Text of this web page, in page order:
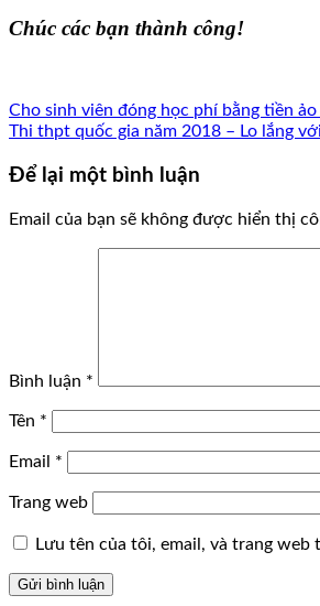
Chúc các bạn thành công!
Cho sinh viên đóng học phí bằng tiền
Thi thpt quốc gia năm 2018 – Lo lắng
Để lại một bình luận
Email của bạn sẽ không được hiển thị
Bình luận *
Tên *
Email *
Trang web
Lưu tên của tôi, email, và trang